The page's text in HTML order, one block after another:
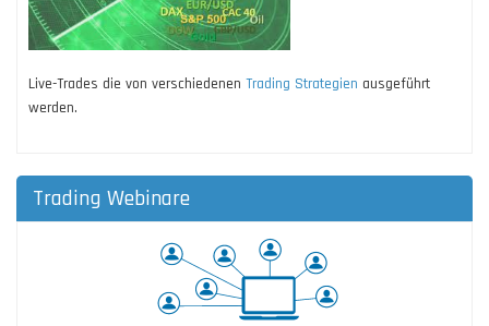
Live-Trades die von verschiedenen Trading Strategien ausgeführt
werden.
Trading Webinare